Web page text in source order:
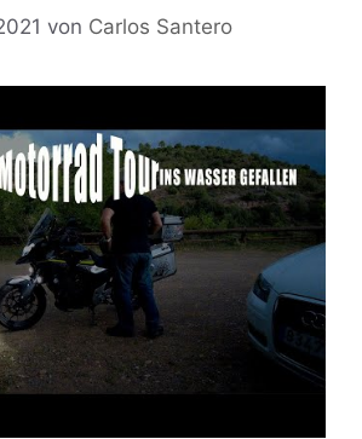
von Carlos Santero